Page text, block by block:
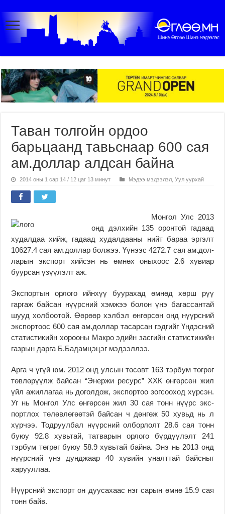
Таван толгойн ордоо
барьцаанд тавьснаар 600 сая
ам.доллар алдсан байна
2014 оны 1 сар 14 / 12 цаг 13 минут Мэдээ мэдээлэл ,Уул уурхай
Монгол Улс 2013
онд дэлхийн 135 оронтой га­даад
худалдаа хийж, га­даад ху­далдааны нийт ба­­раа эргэлт
10627.4 сая ам.доллар болжээ. Үүнээс 4272.7 сая ам.дол­­
ларын экспорт хийсэн нь өмнөх оныхоос 2.6 хувиар
буурсан үзүүлэлт аж.
Экс­портын орлого ийн­хүү буурахад өмнөд хөрш рүү
гаргаж байсан нүүрс­ний хэмжээ болон үнэ багассантай
шууд холбоотой. Өөрөөр хэлбэл өнгөрсөн онд нүүрсний
экспортоос 600 сая ам.дол­лар тасарсан гэдгийг Үндэс­ний
ста­­тис­­тикийн хо­рооны Макро эдийн засгийн статистикийн
газрын дарга Б.Бадамцэцэг мэдээллээ.
Арга ч үгүй юм. 2012 онд улсын төсөвт 163 тэрбум төгрөг
төвлөрүүлж байсан “Энержи ресурс” ХХК өнгөрсөн жил
үйл ажиллагаа нь доголдож, экспортоо зог­сооход хүрсэн.
Уг нь Монгол Улс өн­гөрсөн жил 30 сая тонн нүүрс экс­­­
порт­лох төлөв­лө­­гөөтэй байсан ч дөнгөж 50 хувьд нь л
хүрчээ. Тод­руулбал нүүрс­ний олбор­лолт 28.6 сая тонн
буюу 92.8 хувь­тай, тат­варын орлого бүр­дүү­лэлт 241
тэрбум төг­рөг буюу 58.9 хувьтай бай­на. Энэ нь 2013 онд
нүүрс­­ний үнэ дунджаар 40 ху­вийн уналттай байсныг
харууллаа.
Нүүрсний экс­порт он дуусахаас нэг сарын өмнө 15.9 сая
тонн байв.